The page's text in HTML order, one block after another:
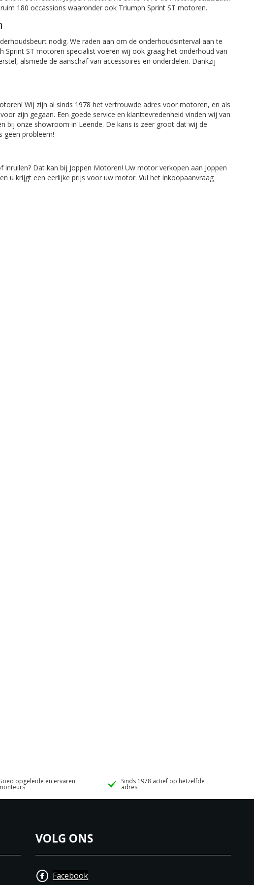
180 occassions waaronder ook Triumph Sprint ST motoren.
nodig. We raden aan om de onderhoudsinterval aan te
ST motoren specialist voeren wij ook graag het onderhoud van
alsmede de aanschaf van accessoires en onderdelen. Dankzij
Wij zijn al sinds 1978 het vertrouwde adres voor motoren, en als
zijn gegaan. Een goede service en klanttevredenheid vinden wij van
bij onze showroom in Leende. De kans is zeer groot dat wij de
geen probleem!
Dat kan bij Joppen Motoren! Uw motor verkopen aan Joppen
u krijgt een eerlijke prijs voor uw motor. Vul het inkoopaanvraag
opgeleide en ervaren Sinds 1978 actief op hetzelfde
adres
VOLG ONS
Facebook